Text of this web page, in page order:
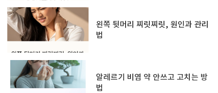
왼쪽 뒷머리 찌릿찌릿, 원인과 관리
법
알레르기 비염 약 안쓰고 고치는 방
법